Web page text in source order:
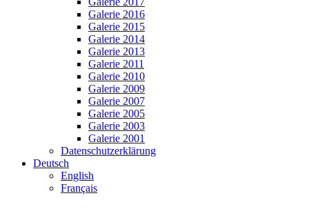
Galerie 2016
Galerie 2015
Galerie 2014
Galerie 2013
Galerie 2011
Galerie 2010
Galerie 2009
Galerie 2007
Galerie 2005
Galerie 2003
Galerie 2001
Datenschutzerklärung
Deutsch
English
Français